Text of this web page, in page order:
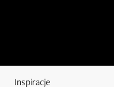
Inspiracje